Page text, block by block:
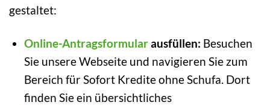
gestaltet:
Online-Antragsformularausfüllen: Besuchen
Sie unsere Webseite und navigieren Sie zum
Bereich für Sofort Kredite ohne Schufa. Dort
finden Sie ein übersichtliches